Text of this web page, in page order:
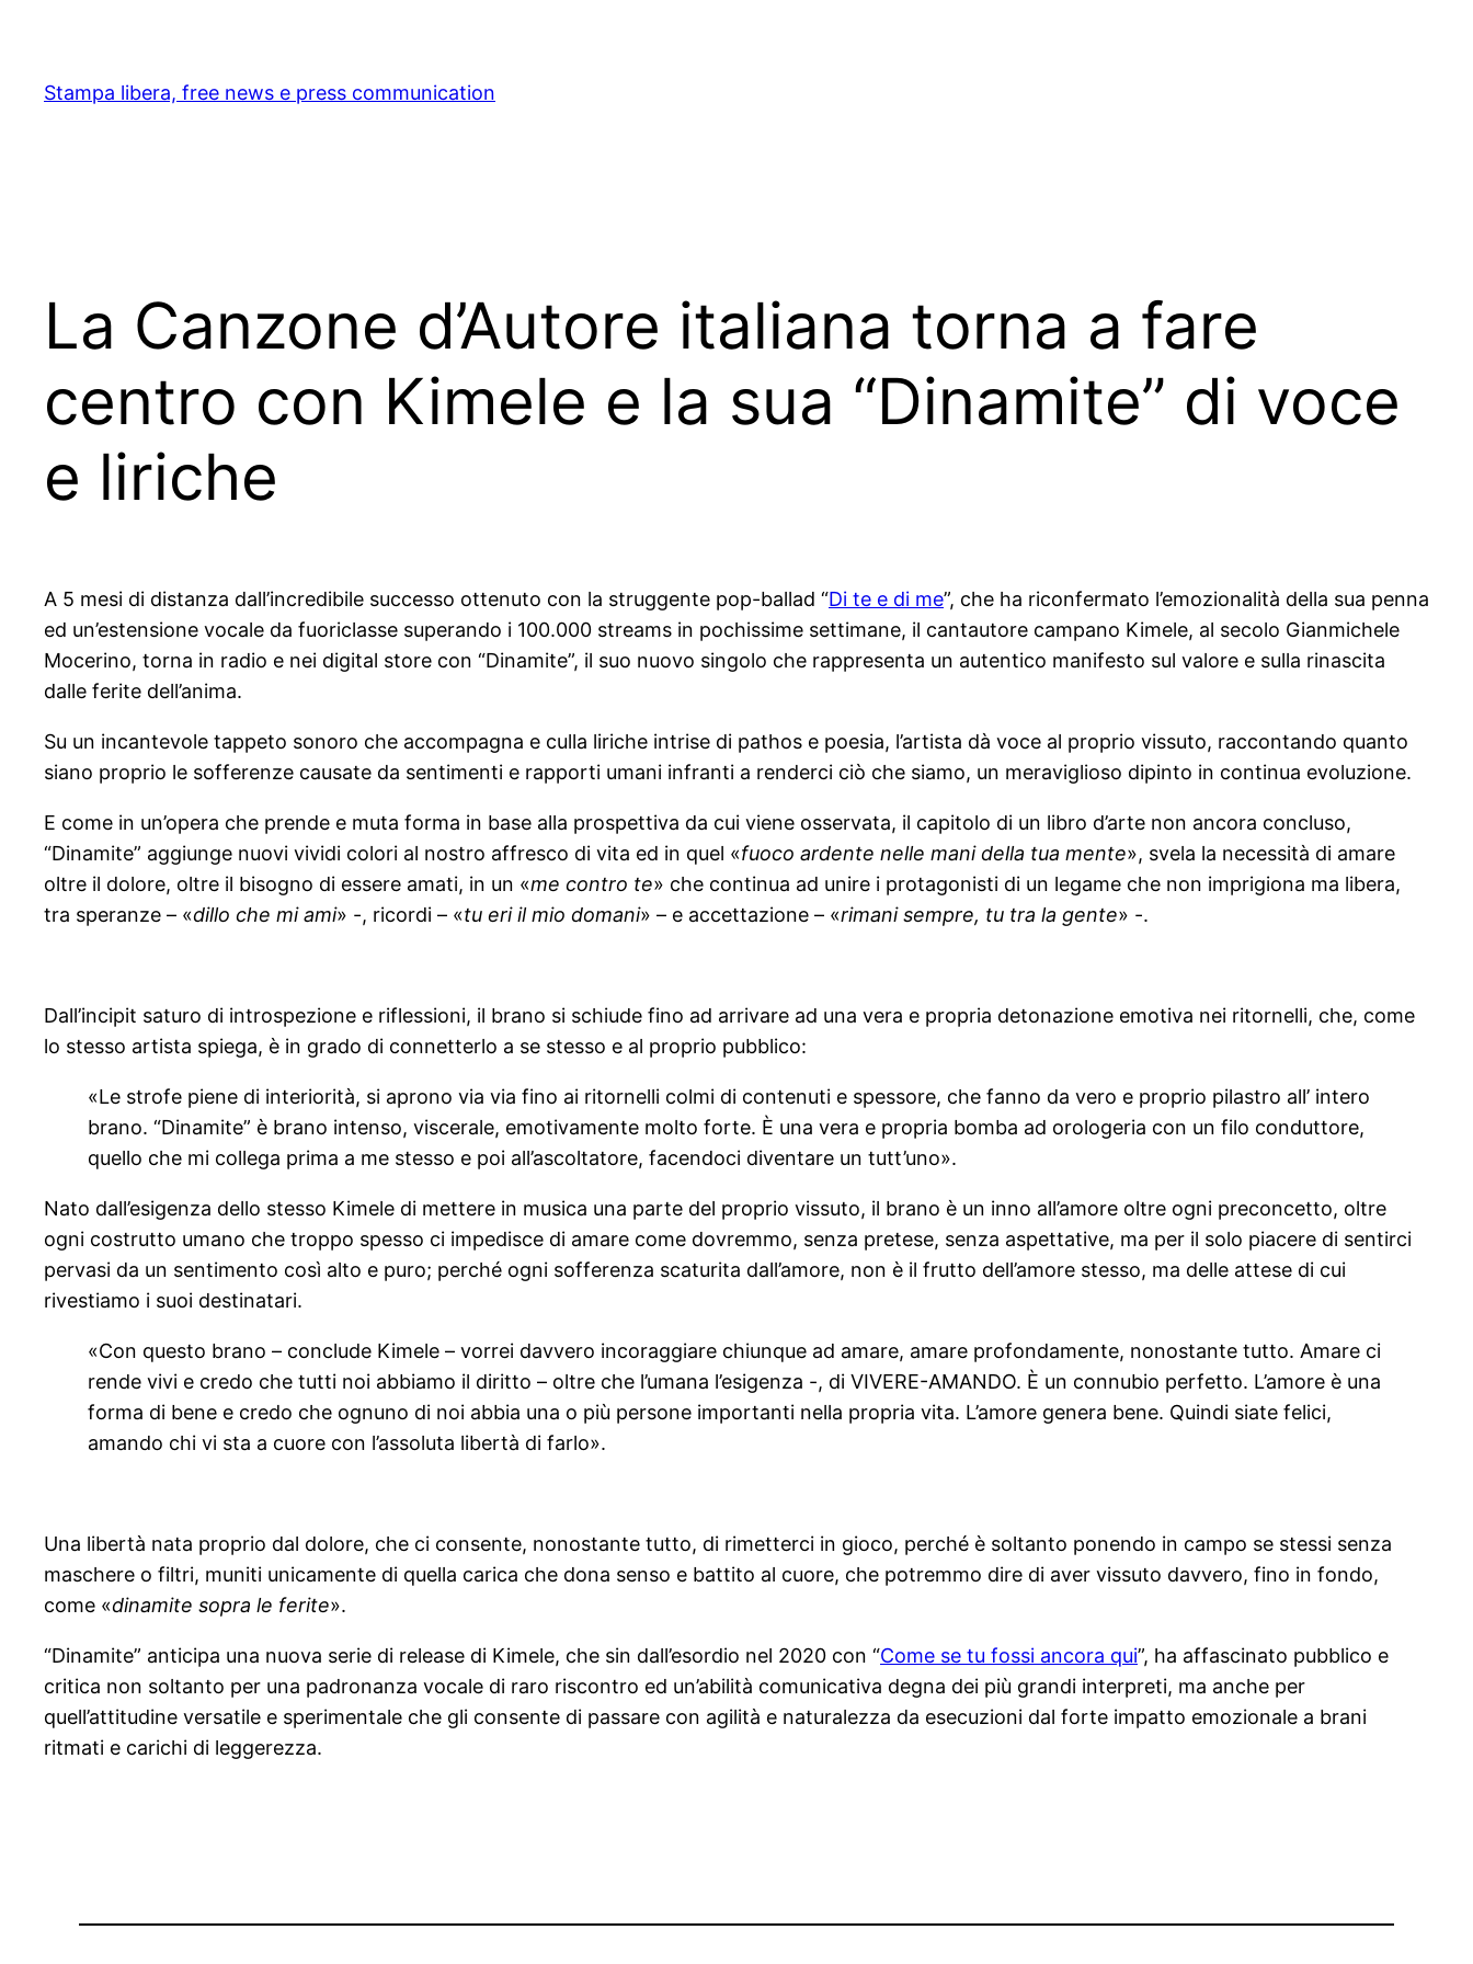
content
Stampa libera, free news e press communication
La Canzone d’Autore italiana torna a fare
centro con Kimele e la sua “Dinamite” di voce
e liriche
A 5 mesi di distanza dall’incredibile successo ottenuto con la struggente pop-ballad “Di te e di me”, che ha riconfermato l’emozionalità della sua penna
ed un’estensione vocale da fuoriclasse superando i 100.000 streams in pochissime settimane, il cantautore campano Kimele, al secolo Gianmichele
Mocerino, torna in radio e nei digital store con “Dinamite”, il suo nuovo singolo che rappresenta un autentico manifesto sul valore e sulla rinascita
dalle ferite dell’anima.
Su un incantevole tappeto sonoro che accompagna e culla liriche intrise di pathos e poesia, l’artista dà voce al proprio vissuto, raccontando quanto
siano proprio le sofferenze causate da sentimenti e rapporti umani infranti a renderci ciò che siamo, un meraviglioso dipinto in continua evoluzione.
E come in un’opera che prende e muta forma in base alla prospettiva da cui viene osservata, il capitolo di un libro d’arte non ancora concluso,
“Dinamite” aggiunge nuovi vividi colori al nostro affresco di vita ed in quel «fuoco ardente nelle mani della tua mente», svela la necessità di amare
oltre il dolore, oltre il bisogno di essere amati, in un «me contro te» che continua ad unire i protagonisti di un legame che non imprigiona ma libera,
tra speranze – «dillo che mi ami» -, ricordi – «tu eri il mio domani» – e accettazione – «rimani sempre, tu tra la gente» -.
Dall’incipit saturo di introspezione e riflessioni, il brano si schiude fino ad arrivare ad una vera e propria detonazione emotiva nei ritornelli, che, come
lo stesso artista spiega, è in grado di connetterlo a se stesso e al proprio pubblico:
«Le strofe piene di interiorità, si aprono via via fino ai ritornelli colmi di contenuti e spessore, che fanno da vero e proprio pilastro all’ intero
brano. “Dinamite” è brano intenso, viscerale, emotivamente molto forte. È una vera e propria bomba ad orologeria con un filo conduttore,
quello che mi collega prima a me stesso e poi all’ascoltatore, facendoci diventare un tutt’uno».
Nato dall’esigenza dello stesso Kimele di mettere in musica una parte del proprio vissuto, il brano è un inno all’amore oltre ogni preconcetto, oltre
ogni costrutto umano che troppo spesso ci impedisce di amare come dovremmo, senza pretese, senza aspettative, ma per il solo piacere di sentirci
pervasi da un sentimento così alto e puro; perché ogni sofferenza scaturita dall’amore, non è il frutto dell’amore stesso, ma delle attese di cui
rivestiamo i suoi destinatari.
«Con questo brano – conclude Kimele – vorrei davvero incoraggiare chiunque ad amare, amare profondamente, nonostante tutto. Amare ci
rende vivi e credo che tutti noi abbiamo il diritto – oltre che l’umana l’esigenza -, di VIVERE-AMANDO. È un connubio perfetto. L’amore è una
forma di bene e credo che ognuno di noi abbia una o più persone importanti nella propria vita. L’amore genera bene. Quindi siate felici,
amando chi vi sta a cuore con l’assoluta libertà di farlo».
Una libertà nata proprio dal dolore, che ci consente, nonostante tutto, di rimetterci in gioco, perché è soltanto ponendo in campo se stessi senza
maschere o filtri, muniti unicamente di quella carica che dona senso e battito al cuore, che potremmo dire di aver vissuto davvero, fino in fondo,
come «dinamite sopra le ferite».
“Dinamite” anticipa una nuova serie di release di Kimele, che sin dall’esordio nel 2020 con “Come se tu fossi ancora qui”, ha affascinato pubblico e
critica non soltanto per una padronanza vocale di raro riscontro ed un’abilità comunicativa degna dei più grandi interpreti, ma anche per
quell’attitudine versatile e sperimentale che gli consente di passare con agilità e naturalezza da esecuzioni dal forte impatto emozionale a brani
ritmati e carichi di leggerezza.